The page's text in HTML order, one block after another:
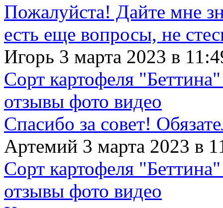
Пожалуйста! Дайте мне
есть еще вопросы, не
Игорь 3 марта 2023 в
Сорт картофеля
отзывы фото видео
Спасибо за совет!
Артемий 3 марта 2023 в
Сорт картофеля
отзывы фото видео